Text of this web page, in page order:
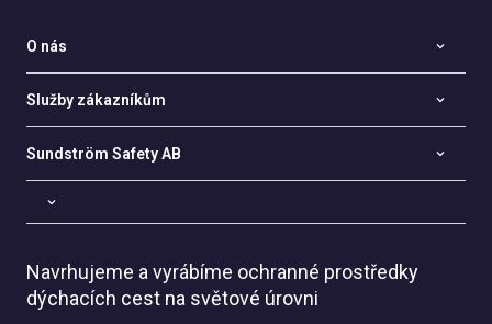
O nás
Služby zákazníkům
Sundström Safety AB
Navrhujeme a vyrábíme ochranné prostředky
dýchacích cest na světové úrovni